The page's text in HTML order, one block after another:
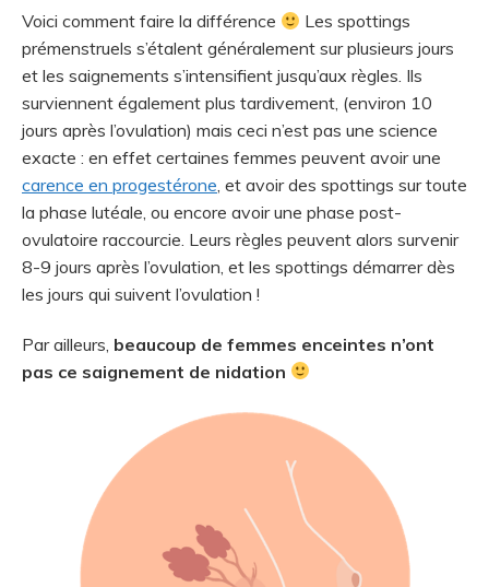
Voici comment faire la différence
Les spottings
prémenstruels s’étalent généralement sur plusieurs jours
et les saignements s’intensifient jusqu’aux règles. Ils
surviennent également plus tardivement, (environ 10
jours après l’ovulation) mais ceci n’est pas une science
exacte : en effet certaines femmes peuvent avoir une
carence en progestérone, et avoir des spottings sur toute
la phase lutéale, ou encore avoir une phase post-
ovulatoire raccourcie. Leurs règles peuvent alors survenir
8-9 jours après l’ovulation, et les spottings démarrer dès
les jours qui suivent l’ovulation !
Par ailleurs, beaucoup de femmes enceintes n’ont
pas ce saignement de nidation